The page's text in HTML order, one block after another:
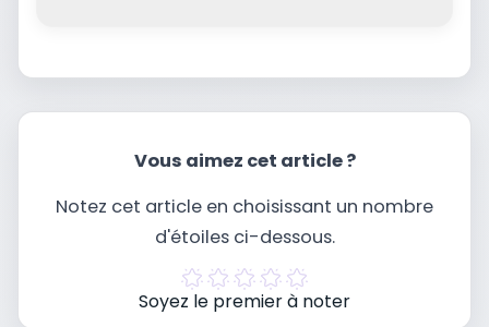
Vous aimez cet article ?
Notez cet article en choisissant un nombre
d'étoiles ci-dessous.
Soyez le premier à noter